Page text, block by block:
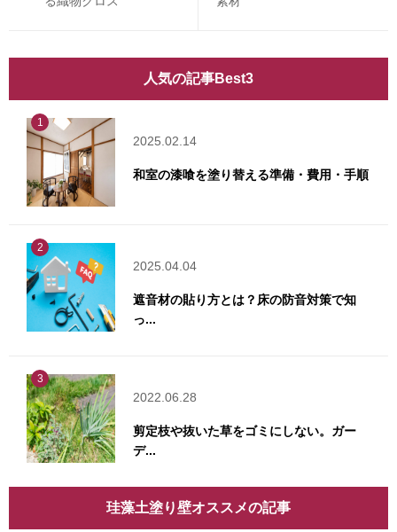
人気の記事Best3
1
2025.02.14
和室の漆喰を塗り替える準備・費用・手順
2
2025.04.04
遮音材の貼り方とは？床の防音対策で知
っ...
3
2022.06.28
剪定枝や抜いた草をゴミにしない。ガー
デ...
珪藻土塗り壁オススメの記事